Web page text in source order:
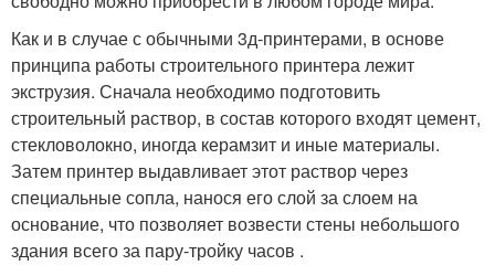
Как и в случае с обычными 3д-принтерами, в основе
принципа работы строительного принтера лежит
экструзия. Сначала необходимо подготовить
строительный раствор, в состав которого входят цемент,
стекловолокно, иногда керамзит и иные материалы.
Затем принтер выдавливает этот раствор через
специальные сопла, нанося его слой за слоем на
основание, что позволяет возвести стены небольшого
здания всего за пару-тройку часов .